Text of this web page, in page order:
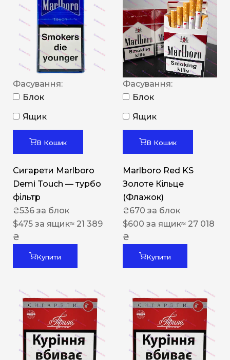
Фасування:
Блок
Ящик
В Кошик
Сигарети Marlboro
Demi Touch — турбо
фільтр
₴536 за блок
$475 за ящик≈ 21 389
₴
Купити
Фасування:
Блок
Ящик
В Кошик
Marlboro Red KS
Золоте Кільце
(Флажок)
₴670 за блок
$600 за ящик≈ 27 018
₴
Купити